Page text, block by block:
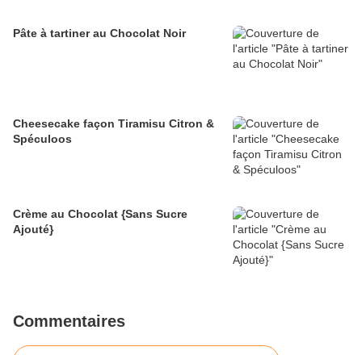
Pâte à tartiner au Chocolat Noir
Cheesecake façon Tiramisu Citron &
Spéculoos
Crème au Chocolat {Sans Sucre
Ajouté}
Commentaires